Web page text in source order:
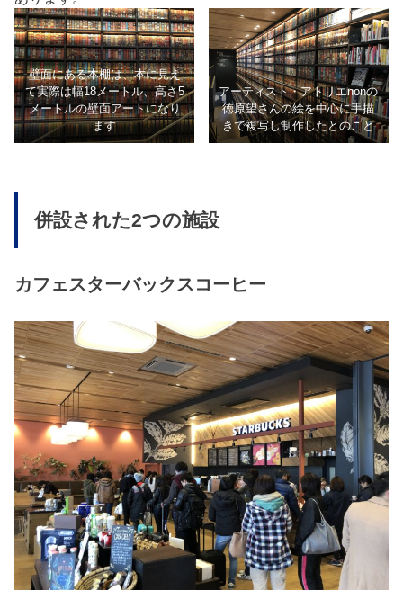
壁面にある本棚は、本に見え
て実際は幅18メートル、高さ5
メートルの壁面アートになり
ます
アーティスト・アトリエnonの
徳原望さんの絵を中心に手描
きで複写し制作したとのこと
併設された2つの施設
カフェスターバックスコーヒー